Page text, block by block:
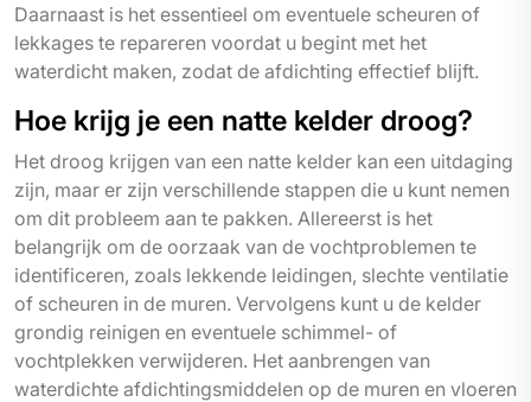
Daarnaast is het essentieel om eventuele scheuren of
lekkages te repareren voordat u begint met het
waterdicht maken, zodat de afdichting effectief blijft.
Hoe krijg je een natte kelder droog?
Het droog krijgen van een natte kelder kan een uitdaging
zijn, maar er zijn verschillende stappen die u kunt nemen
om dit probleem aan te pakken. Allereerst is het
belangrijk om de oorzaak van de vochtproblemen te
identificeren, zoals lekkende leidingen, slechte ventilatie
of scheuren in de muren. Vervolgens kunt u de kelder
grondig reinigen en eventuele schimmel- of
vochtplekken verwijderen. Het aanbrengen van
waterdichte afdichtingsmiddelen op de muren en vloeren